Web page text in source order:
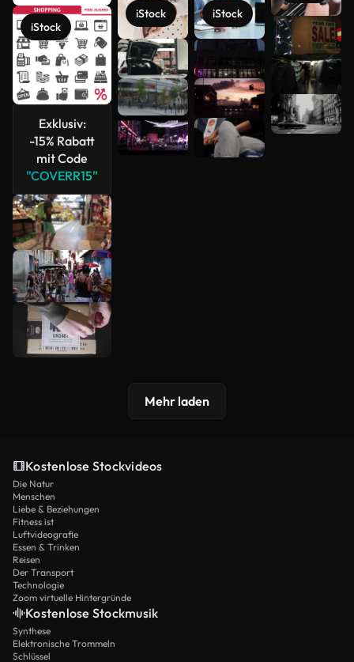
iStock
Exklusiv:
-15% Rabatt
mit Code
"COVERR15"
iStock iStock
Mehr
anzeigen
Mehr laden
Kostenlose Stockvideos
Die Natur
Menschen
Liebe & Beziehungen
Fitness ist
Luftvideografie
Essen & Trinken
Reisen
Der Transport
Technologie
Zoom virtuelle Hintergründe
Kostenlose Stockmusik
Synthese
Elektronische Trommeln
Schlüssel